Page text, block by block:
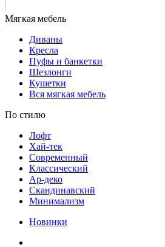
Диваны
Кресла
Пуфы и банкетки
Шезлонги
Кушетки